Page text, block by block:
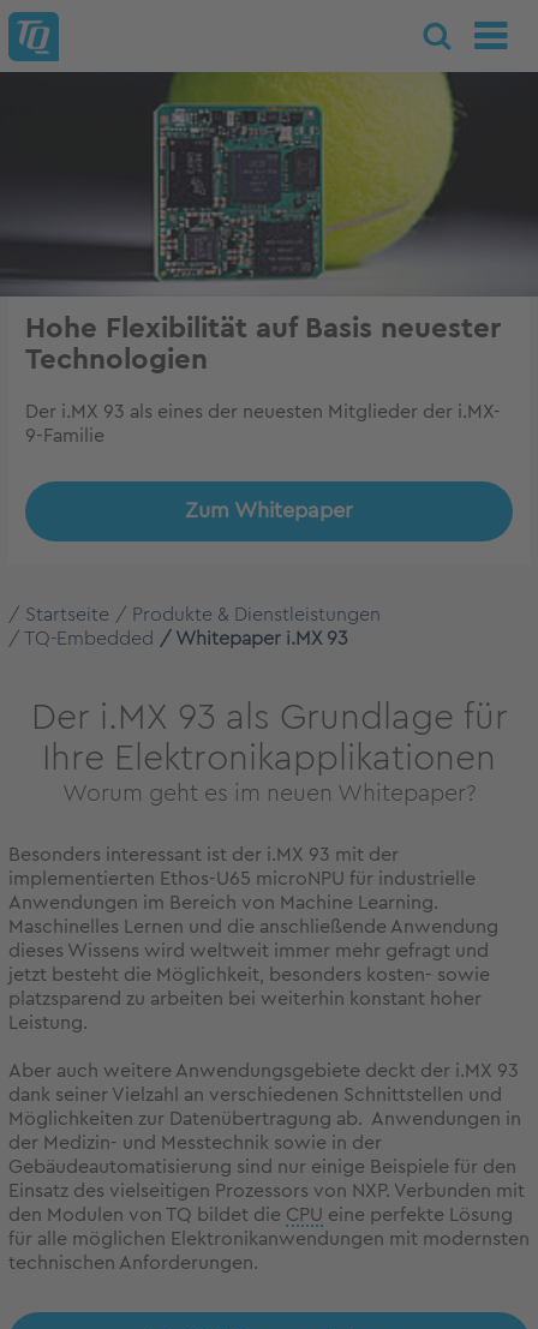
Hohe Flexibilität auf Basis neuester
Technologien
Der i.MX 93 als eines der neuesten Mitglieder der i.MX-
9-Familie
Zum Whitepaper
Startseite
Produkte & Dienstleistungen
TQ-Embedded
Whitepaper i.MX 93
Der i.MX 93 als Grundlage für
Ihre Elektronikapplikationen
Worum geht es im neuen Whitepaper?
Besonders interessant ist der i.MX 93 mit der
implementierten Ethos-U65 microNPU für industrielle
Anwendungen im Bereich von Machine Learning.
Maschinelles Lernen und die anschließende Anwendung
dieses Wissens wird weltweit immer mehr gefragt und
jetzt besteht die Möglichkeit, besonders kosten- sowie
platzsparend zu arbeiten bei weiterhin konstant hoher
Leistung.
Aber auch weitere Anwendungsgebiete deckt der i.MX 93
dank seiner Vielzahl an verschiedenen Schnittstellen und
Möglichkeiten zur Datenübertragung ab. Anwendungen in
der Medizin- und Messtechnik sowie in der
Gebäudeautomatisierung sind nur einige Beispiele für den
Einsatz des vielseitigen Prozessors von NXP. Verbunden mit
den Modulen von TQ bildet die CPU eine perfekte Lösung
für alle möglichen Elektronikanwendungen mit modernsten
technischen Anforderungen.